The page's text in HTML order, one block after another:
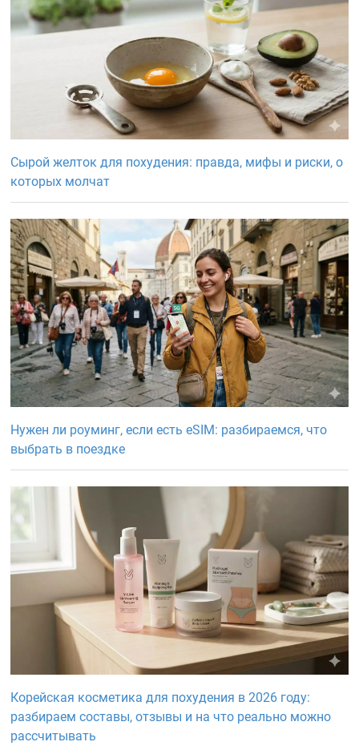
Сырой желток для похудения: правда, мифы и риски, о
которых молчат
Нужен ли роуминг, если есть eSIM: разбираемся, что
выбрать в поездке
Корейская косметика для похудения в 2026 году:
разбираем составы, отзывы и на что реально можно
рассчитывать